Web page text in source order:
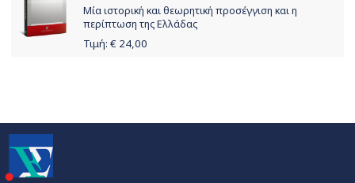
Μία ιστορική και θεωρητική προσέγγιση και η
περίπτωση της Ελλάδας
Τιμή: € 24,00